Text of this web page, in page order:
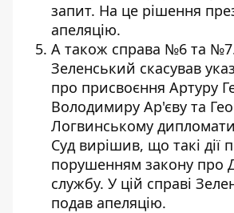
запит. На це рішення
апеляцію.
А також справа №6 та
Зеленський скасував
про присвоєння Артуру
Володимиру Ар'єву та
Логвинському
Суд вирішив, що такі дії
порушенням закону про
службу. У цій справі
подав апеляцію.